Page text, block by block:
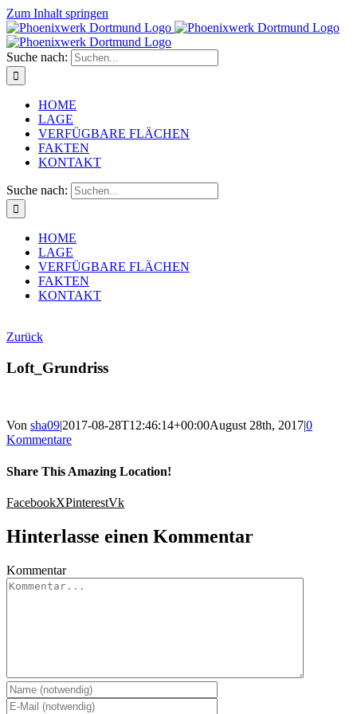
Zum Inhalt springen
Suche nach:
HOME
LAGE
VERFÜGBARE FLÄCHEN
FAKTEN
KONTAKT
Suche nach:
HOME
LAGE
VERFÜGBARE FLÄCHEN
FAKTEN
KONTAKT
Zurück
Loft_Grundriss
Von sha09|2017-08-28T12:46:14+00:00August 28th, 2017|0
Kommentare
Share This Amazing Location!
FacebookXPinterestVk
Hinterlasse einen Kommentar
Kommentar